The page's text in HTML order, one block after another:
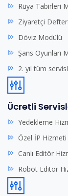
Rüya Tabirleri
Ziyaretçi
Döviz Modülü
Şans Oyunları
2. yıl tüm
Ücretli
Yedekleme
Özel İP Hizmeti
Canlı Editör
Robot Editör